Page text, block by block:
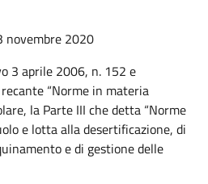
novembre 2020
3 aprile 2006, n. 152 e
“Norme in materia
la Parte III che detta “Norme
e lotta alla desertificazione, di
e di gestione delle